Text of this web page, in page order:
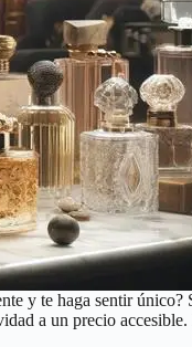
y te haga sentir
a un precio accesible.